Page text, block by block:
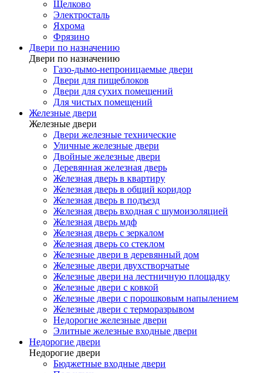
Щелково
Электросталь
Яхрома
Фрязино
Двери по назначению
Двери по назначению
Газо-дымо-непроницаемые двери
Двери для пищеблоков
Двери для сухих помещений
Для чистых помещений
Железные двери
Железные двери
Двери железные технические
Уличные железные двери
Двойные железные двери
Деревянная железная дверь
Железная дверь в квартиру
Железная дверь в общий коридор
Железная дверь в подъезд
Железная дверь входная с шумоизоляцией
Железная дверь мдф
Железная дверь с зеркалом
Железная дверь со стеклом
Железные двери в деревянный дом
Железные двери двухстворчатые
Железные двери на лестничную площадку
Железные двери с ковкой
Железные двери с порошковым напылением
Железные двери с терморазрывом
Недорогие железные двери
Элитные железные входные двери
Недорогие двери
Недорогие двери
Бюджетные входные двери